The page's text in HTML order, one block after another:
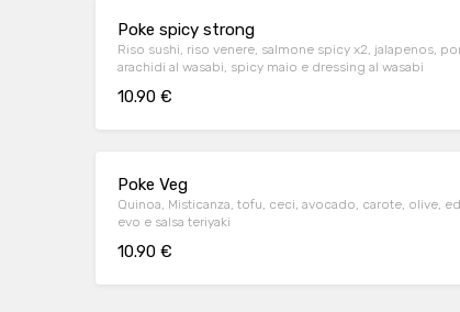
Poke spicy strong
Riso sushi, riso venere, salmone spicy x2, jalapenos,
arachidi al wasabi, spicy maio e dressing al wasabi
10.90 €
Poke Veg
Quinoa, Misticanza, tofu, ceci, avocado, carote, olive,
evo e salsa teriyaki
10.90 €